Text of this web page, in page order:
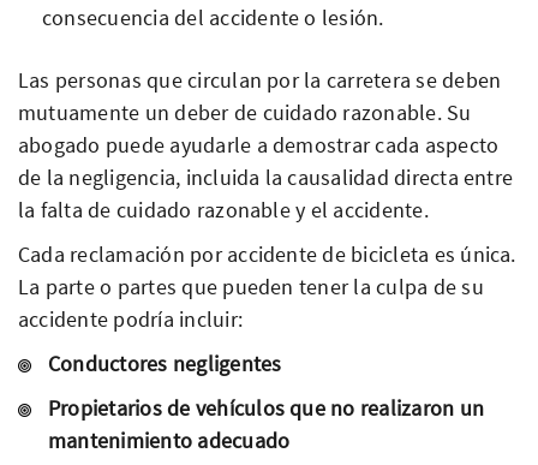
consecuencia del accidente o lesión.
Las personas que circulan por la carretera se deben
mutuamente un deber de cuidado razonable. Su
abogado puede ayudarle a demostrar cada aspecto
de la negligencia, incluida la causalidad directa entre
la falta de cuidado razonable y el accidente.
Cada reclamación por accidente de bicicleta es única.
La parte o partes que pueden tener la culpa de su
accidente podría incluir:
Conductores negligentes
Propietarios de vehículos que no realizaron un
mantenimiento adecuado